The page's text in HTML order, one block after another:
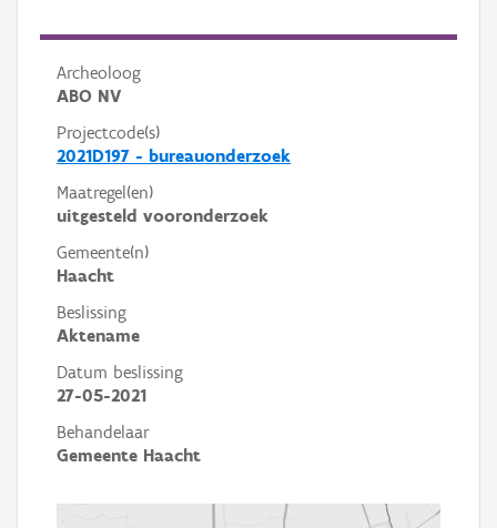
Archeoloog
ABO NV
Projectcode(s)
2021D197 - bureauonderzoek
Maatregel(en)
uitgesteld vooronderzoek
Gemeente(n)
Haacht
Beslissing
Aktename
Datum beslissing
27-05-2021
Behandelaar
Gemeente Haacht